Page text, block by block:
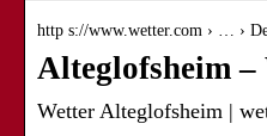
http s://www.wetter.com › … ›
Alteglofsheim –
Wetter Alteglofsheim |